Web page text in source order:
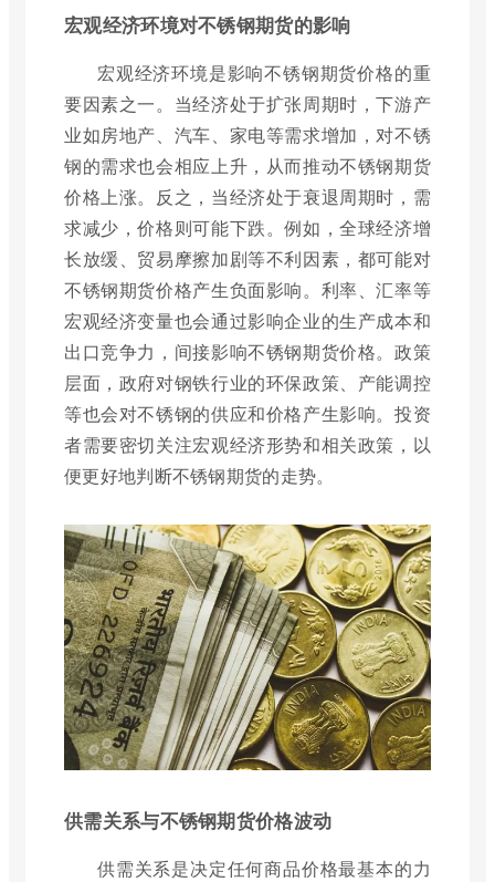
宏观经济环境对不锈钢期货的影响
宏观经济环境是影响不锈钢期货价格的重
要因素之一。当经济处于扩张周期时，下游产
业如房地产、汽车、家电等需求增加，对不锈
钢的需求也会相应上升，从而推动不锈钢期货
价格上涨。反之，当经济处于衰退周期时，需
求减少，价格则可能下跌。例如，全球经济增
长放缓、贸易摩擦加剧等不利因素，都可能对
不锈钢期货价格产生负面影响。利率、汇率等
宏观经济变量也会通过影响企业的生产成本和
出口竞争力，间接影响不锈钢期货价格。政策
层面，政府对钢铁行业的环保政策、产能调控
等也会对不锈钢的供应和价格产生影响。投资
者需要密切关注宏观经济形势和相关政策，以
便更好地判断不锈钢期货的走势。
供需关系与不锈钢期货价格波动
供需关系是决定任何商品价格最基本的力